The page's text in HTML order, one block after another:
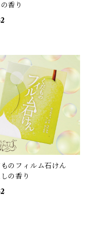
香り
ものフィルム石けん
の香り